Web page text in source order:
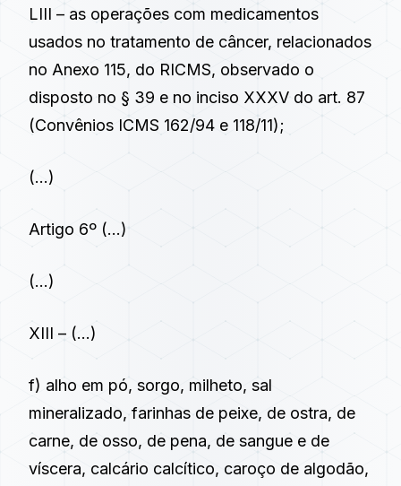
LIII – as operações com medicamentos
usados no tratamento de câncer, relacionados
no Anexo 115, do RICMS, observado o
disposto no § 39 e no inciso XXXV do art. 87
(Convênios ICMS 162/94 e 118/11);
(…)
Artigo 6º (…)
(…)
XIII – (…)
f) alho em pó, sorgo, milheto, sal
mineralizado, farinhas de peixe, de ostra, de
carne, de osso, de pena, de sangue e de
víscera, calcário calcítico, caroço de algodão,